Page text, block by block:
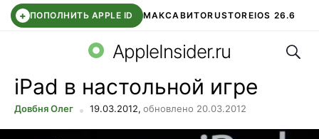
+ ПОПОЛНИТЬ APPLE ID МАКСАВИТОRUSTOREIOS 26.6
СБЕР КИДС ВТБ ОНЛАЙН ЧАТ В ROBLOX
AppleInsider.ru
iPad в настольной игре
Довбня Олег 19.03.2012, обновлено 20.03.2012